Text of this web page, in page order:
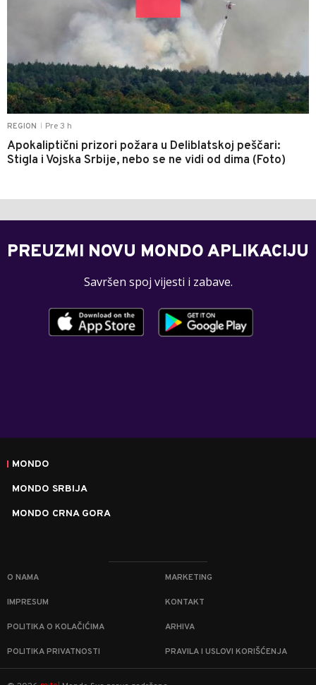
REGION Pre 3 h
Apokaliptični prizori požara u Deliblatskoj peščari:
Stigla i Vojska Srbije, nebo se ne vidi od dima (Foto)
PREUZMI NOVU MONDO APLIKACIJU
Savršen spoj vijesti i zabave.
MONDO
MONDO SRBIJA
MONDO CRNA GORA
O NAMA MARKETING
IMPRESUM KONTAKT
POLITIKA O KOLAČIĆIMA ARHIVA
POLITIKA PRIVATNOSTI PRAVILA I USLOVI KORIŠĆENJA